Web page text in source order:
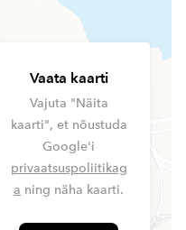
Vaata kaarti
Vajuta "Näita
kaarti", et nõustuda
Google'i
privaatsuspoliitikag
a ning näha kaarti.